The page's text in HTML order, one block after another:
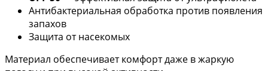
Антибактериальная обработка против появления
запахов
Защита от насекомых
Материал обеспечивает комфорт даже в жаркую